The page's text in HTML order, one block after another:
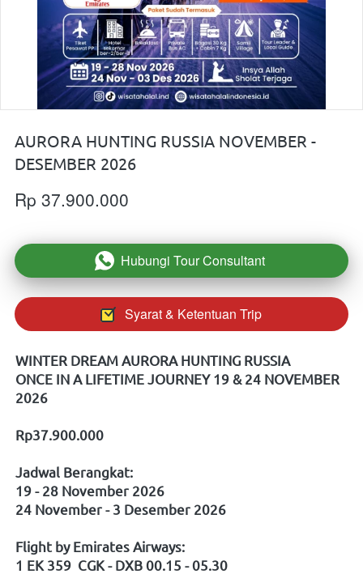
AURORA HUNTING RUSSIA NOVEMBER -
DESEMBER 2026
Rp 37.900.000
` Hubungi Tour Consultant
` Syarat & Ketentuan Trip
WINTER DREAM AURORA HUNTING RUSSIA
ONCE IN A LIFETIME JOURNEY 19 & 24 NOVEMBER
2026
Rp37.900.000
Jadwal Berangkat:
19 - 28 November 2026
24 November - 3 Desember 2026
Flight by Emirates Airways:
1 EK 359  CGK - DXB 00.15 - 05.30